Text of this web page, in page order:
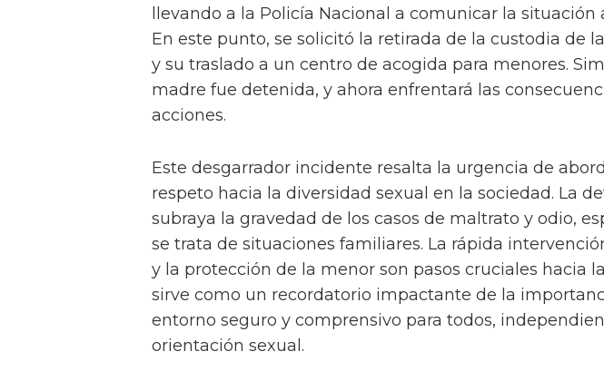
llevando a la Policía Nacional a comunicar la situación
En este punto, se solicitó la retirada de la custodia de
y su traslado a un centro de acogida para menores.
madre fue detenida, y ahora enfrentará las
acciones.
Este desgarrador incidente resalta la urgencia de
respeto hacia la diversidad sexual en la sociedad. La
subraya la gravedad de los casos de maltrato y odio,
se trata de situaciones familiares. La rápida
y la protección de la menor son pasos cruciales hacia
sirve como un recordatorio impactante de la
entorno seguro y comprensivo para todos,
orientación sexual.